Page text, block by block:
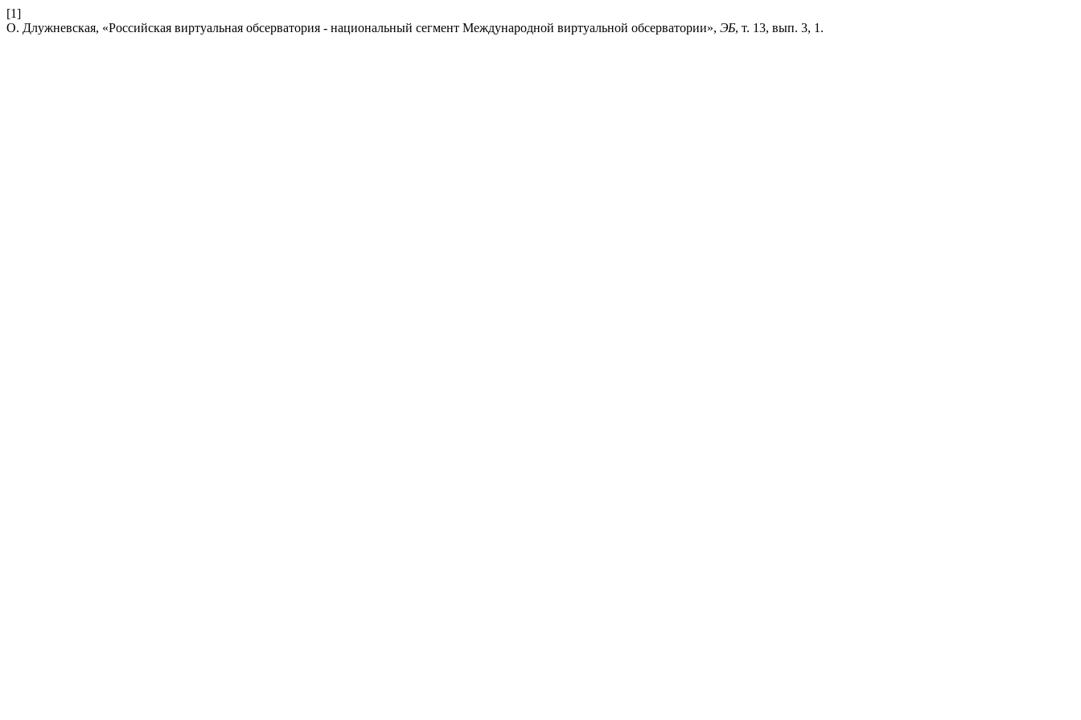
[1]
О. Длужневская, «Российская виртуальная обсерватория - национальный сегмент Международной виртуальной обсерватории», ЭБ, т. 13, вып. 3, 1.